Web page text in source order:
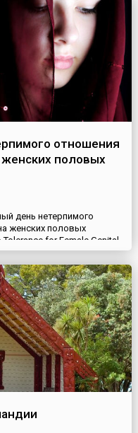
отношения
половых
день нетерпимого
женских половых
for Female Genital
инициатива,
к одной из наиболее
женщин и девочек. День
и мобилизации